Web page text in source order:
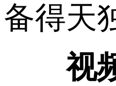
备得天
视